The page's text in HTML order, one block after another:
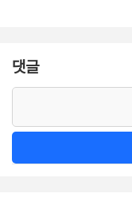
댓글